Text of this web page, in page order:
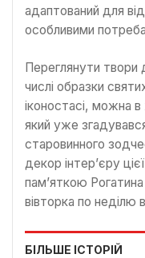
адаптований для
особливими
Переглянути
числі образки
іконостасі, можна
який уже
старовинного
декор інтер’єру
пам’яткою Рогатина
вівторка по неділю
БІЛЬШЕ ІСТОРІЙ